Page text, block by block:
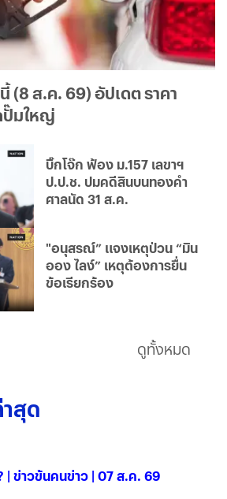
(8 ส.ค. 69) อัปเดต ราคา
ปั๊มใหญ่
บิ๊กโจ๊ก ฟ้อง ม.157 เลขาฯ
ป.ป.ช. ปมคดีสินบนทองคำ
ศาลนัด 31 ส.ค.
"อนุสรณ์” แจงเหตุป่วน “มิน
ออง ไลง์” เหตุต้องการยื่น
ข้อเรียกร้อง
ดูทั้งหมด
สุด
| ข่าวข้นคนข่าว | 07 ส.ค. 69